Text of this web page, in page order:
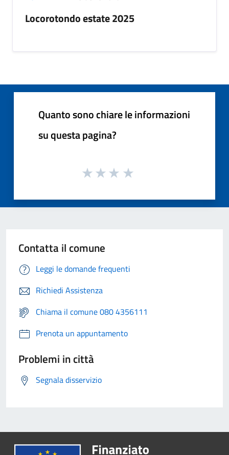
Locorotondo estate 2025
Quanto sono chiare le informazioni
su questa pagina?
Contatta il comune
Leggi le domande frequenti
Richiedi Assistenza
Chiama il comune 080 4356111
Prenota un appuntamento
Problemi in città
Segnala disservizio